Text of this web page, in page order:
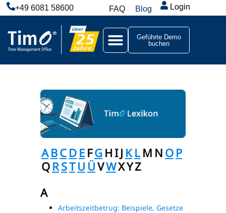
+49 6081 58600 FAQ Blog Login
Geführte Demo
buchen
A BC D E FG HI J K L M N O P
Q RST U ÜVWXYZ
A
Arbeitszeitbetrug: Beispiele, Gesetze